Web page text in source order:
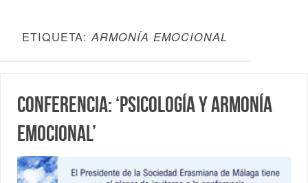
ETIQUETA:ARMONÍA EMOCIONAL
Conferencia: ‘Psicología y armonía
emocional’